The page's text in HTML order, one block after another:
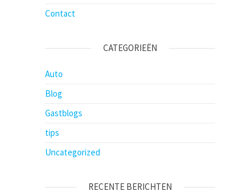
Contact
CATEGORIEËN
Auto
Blog
Gastblogs
tips
Uncategorized
RECENTE BERICHTEN